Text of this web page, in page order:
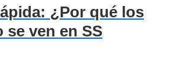
¿Por qué los
se ven en SS